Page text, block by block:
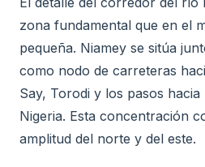
zona fundamental que en el
pequeña. Niamey se sitúa
como nodo de carreteras
Say, Torodi y los pasos
Nigeria. Esta concentración
amplitud del norte y del este.